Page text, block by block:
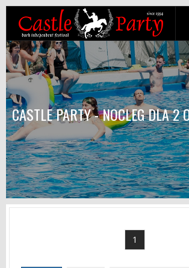
CASTLE PARTY - NOCLEG DLA 2
1